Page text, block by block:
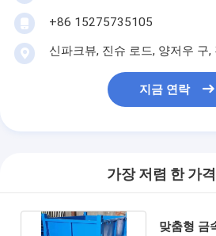
+86 15275735105
신파크뷰, 진슈 로드, 양저우 구,
지금 연락
가장 저렴 한 가
맞춤형 금